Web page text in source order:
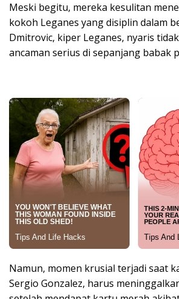
Meski begitu, mereka kesulitan
kokoh Leganes yang disiplin dalam
Dmitrovic, kiper Leganes, nyaris
ancaman serius di sepanjang babak
Namun, momen krusial terjadi saat
Sergio Gonzalez, harus